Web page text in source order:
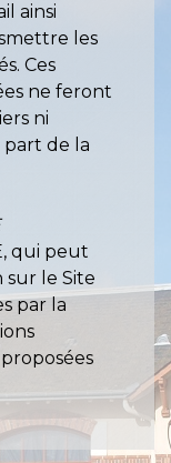
ainsi
les
Ces
ne feront
ni
de la
qui peut
le Site
par la